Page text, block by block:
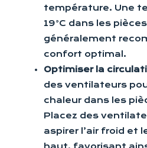
température. Une
19°C dans les
généralement
confort optimal.
Optimiser la
des ventilateurs
chaleur dans les
Placez des
aspirer l’air froid et